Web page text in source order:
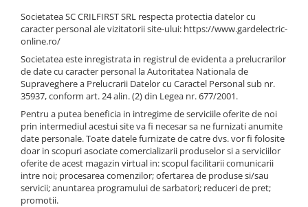
NEXON EASYSHOCK și PITISHOCK
Izolatori Gard Electric
Izolatori – Utilizare generală
Izolatori Plat
Izolatori cu filet metric
Izolatori pentru colț
Izolatori pentru poartǎ
Izolatori Speciali
Izolatori pentru sistem T-POST
Societatea SC CRILFIRST SRL respecta protectia datelor cu
caracter personal ale vizitatorii site-ului: https://www.gardelectric-
online.ro/
Societatea este inregistrata in registrul de evidenta a prelucrarilor
de date cu caracter personal la Autoritatea Nationala de
Supraveghere a Prelucrarii Datelor cu Caractel Personal sub nr.
35937, conform art. 24 alin. (2) din Legea nr. 677/2001.
Pentru a putea beneficia in intregime de serviciile oferite de noi
prin intermediul acestui site va fi necesar sa ne furnizati anumite
date personale. Toate datele furnizate de catre dvs. vor fi folosite
doar in scopuri asociate comercializarii produselor si a serviciilor
oferite de acest magazin virtual in: scopul facilitarii comunicarii
intre noi; procesarea comenzilor; ofertarea de produse si/sau
servicii; anuntarea programului de sarbatori; reduceri de pret;
promotii.